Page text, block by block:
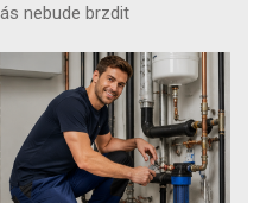
nebude brzdit